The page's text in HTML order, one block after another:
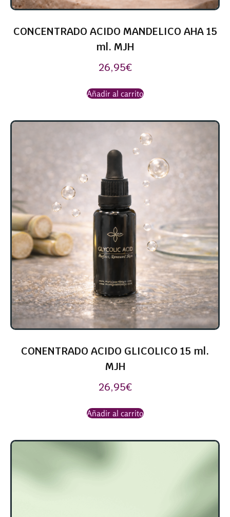
CONCENTRADO ACIDO MANDELICO AHA 15
ml. MJH
26,95€
Añadir al carrito
CONENTRADO ACIDO GLICOLICO 15 ml.
MJH
26,95€
Añadir al carrito